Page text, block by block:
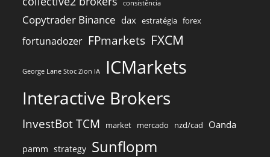
consistência
Copytrader Binance dax estratégia forex
fortunadozer FPmarkets FXCM
George Lane Stoc Zion IA ICMarkets
Interactive Brokers
InvestBot TCM market mercado nzd/cad Oanda
pamm strategy Sunflopm